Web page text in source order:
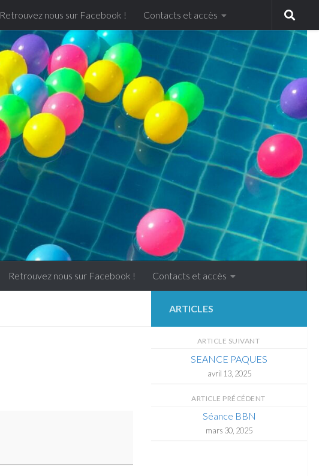
Retrouvez nous sur Facebook ! Contacts et accès
Retrouvez nous sur Facebook ! Contacts et accès
ARTICLES
ARTICLE SUIVANT
SEANCE PAQUES
avril 13, 2025
ARTICLE PRÉCÉDENT
Séance BBN
mars 30, 2025